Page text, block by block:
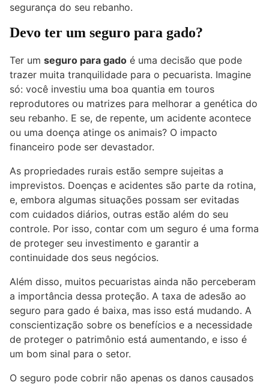
segurança do seu rebanho.
Devo ter um seguro para gado?
Ter um seguro para gado é uma decisão que pode
trazer muita tranquilidade para o pecuarista. Imagine
só: você investiu uma boa quantia em touros
reprodutores ou matrizes para melhorar a genética do
seu rebanho. E se, de repente, um acidente acontece
ou uma doença atinge os animais? O impacto
financeiro pode ser devastador.
As propriedades rurais estão sempre sujeitas a
imprevistos. Doenças e acidentes são parte da rotina,
e, embora algumas situações possam ser evitadas
com cuidados diários, outras estão além do seu
controle. Por isso, contar com um seguro é uma forma
de proteger seu investimento e garantir a
continuidade dos seus negócios.
Além disso, muitos pecuaristas ainda não perceberam
a importância dessa proteção. A taxa de adesão ao
seguro para gado é baixa, mas isso está mudando. A
conscientização sobre os benefícios e a necessidade
de proteger o patrimônio está aumentando, e isso é
um bom sinal para o setor.
O seguro pode cobrir não apenas os danos causados